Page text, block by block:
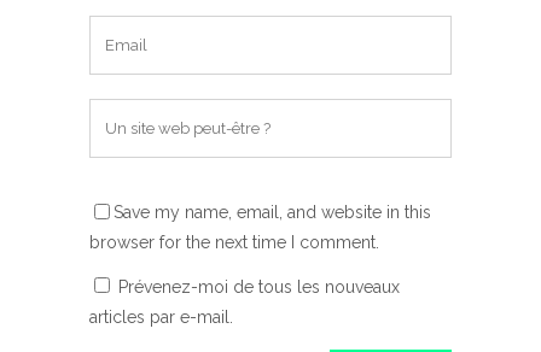
Save my name, email, and website in this
browser for the next time I comment.
Prévenez-moi de tous les nouveaux
articles par e-mail.